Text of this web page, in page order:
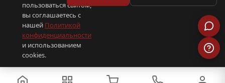
© 2026 С иголочки | 37. Все права защищены.
🛠 Поддержка·Оферта· 📦 YML-фид
Сделано в .su
пользоваться сайтом,
вы соглашаетесь с
нашей Политикой
конфиденциальности
и использованием
cookies.